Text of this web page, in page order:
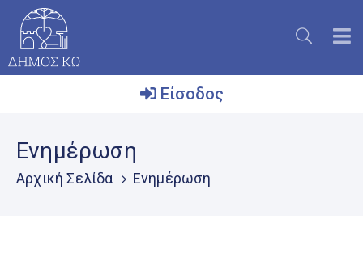
Δήμος
Το
Είσοδος
Ενημέρωση
Αρχική Σελίδα Ενημέρωση